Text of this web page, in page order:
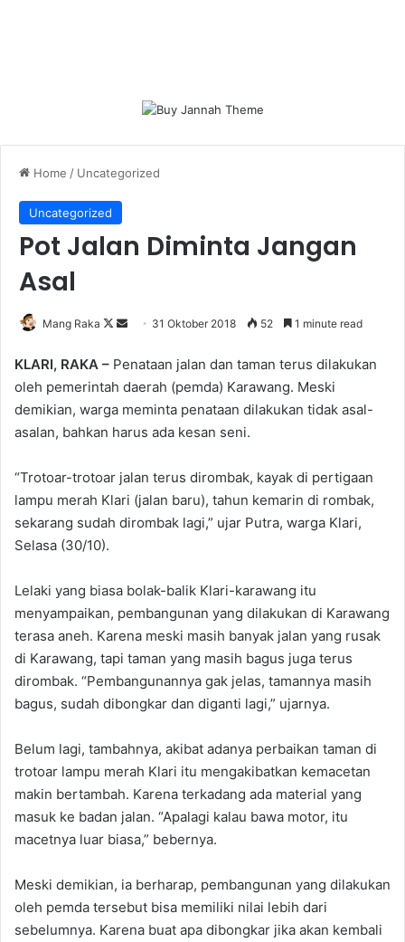
Home / Uncategorized
Uncategorized
Pot Jalan Diminta Jangan
Asal
Mang Raka
Follow
X
Send
email
31 Oktober 2018 52 1 minute read
KLARI, RAKA – Penataan jalan dan taman terus dilakukan
oleh pemerintah daerah (pemda) Karawang. Meski
demikian, warga meminta penataan dilakukan tidak asal-
asalan, bahkan harus ada kesan seni.
“Trotoar-trotoar jalan terus dirombak, kayak di pertigaan
lampu merah Klari (jalan baru), tahun kemarin di rombak,
sekarang sudah dirombak lagi,” ujar Putra, warga Klari,
Selasa (30/10).
Lelaki yang biasa bolak-balik Klari-karawang itu
menyampaikan, pembangunan yang dilakukan di Karawang
terasa aneh. Karena meski masih banyak jalan yang rusak
di Karawang, tapi taman yang masih bagus juga terus
dirombak. “Pembangunannya gak jelas, tamannya masih
bagus, sudah dibongkar dan diganti lagi,” ujarnya.
Belum lagi, tambahnya, akibat adanya perbaikan taman di
trotoar lampu merah Klari itu mengakibatkan kemacetan
makin bertambah. Karena terkadang ada material yang
masuk ke badan jalan. “Apalagi kalau bawa motor, itu
macetnya luar biasa,” bebernya.
Meski demikian, ia berharap, pembangunan yang dilakukan
oleh pemda tersebut bisa memiliki nilai lebih dari
sebelumnya. Karena buat apa dibongkar jika akan kembali